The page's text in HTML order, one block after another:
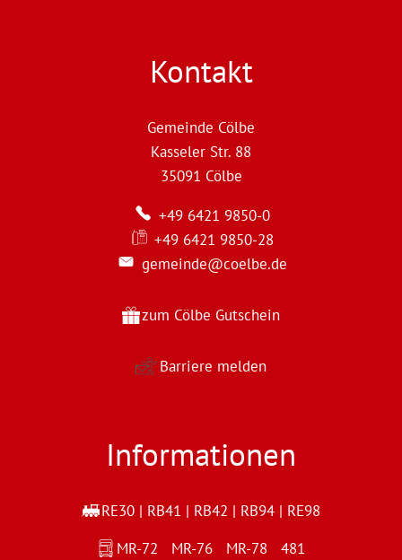
Kontakt
Gemeinde Cölbe
Kasseler Str. 88
35091 Cölbe
+49 6421 9850-0
+49 6421 9850-28
gemeinde@coelbe.de
zum Cölbe Gutschein
Barriere melden
Informationen
RE30 | RB41 | RB42 | RB94 | RE98
MR-72 MR-76 MR-78 481